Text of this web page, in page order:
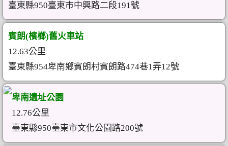
臺東縣950臺東市中興路二段191號
賓朗(檳榔)舊火車站
12.63公里
臺東縣954卑南鄉賓朗村賓朗路474巷1弄12號
卑南遺址公園
12.76公里
臺東縣950臺東市文化公園路200號